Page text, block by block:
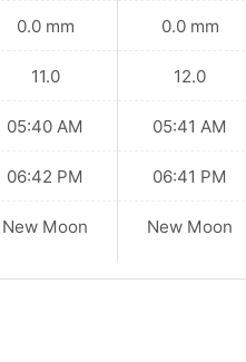
0.0 mm
11.0
05:40 AM
06:42 PM
New Moon
0.0 mm
12.0
05:41 AM
06:41 PM
New Moon